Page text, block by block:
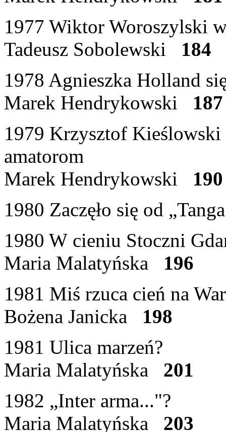
1977 Wiktor Woroszylski
Tadeusz Sobolewski 184
1978 Agnieszka Holland
Marek Hendrykowski 187
1979 Krzysztof
amatorom
Marek Hendrykowski
190
1980 Zaczęło się od
1980 W cieniu Stoczni
Maria Malatyńska 196
1981 Miś rzuca cień na
Bożena Janicka
198
1981 Ulica marzeń?
Maria Malatyńska
201
1982 „Inter arma..."?
Maria Malatyńska 203